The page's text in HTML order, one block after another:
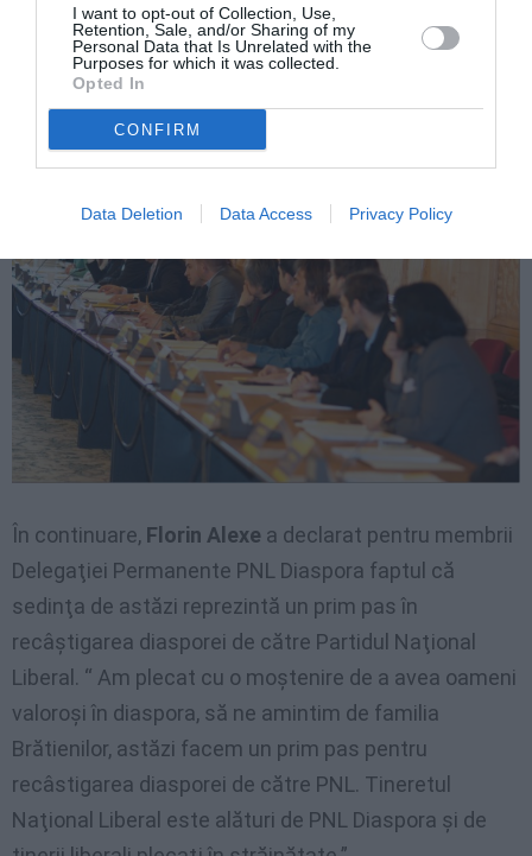
I want to opt-out of Collection, Use,
Retention, Sale, and/or Sharing of my
Personal Data that Is Unrelated with the
Purposes for which it was collected.
Opted In
CONFIRM
Data Deletion Data Access Privacy Policy
Partidului Naţional Liberal în Guvernul din anul 2005.
Pentru aceasta avem nevoie de un efort consolidat
al PNL în extern”.
În continuare, Florin Alexe a declarat pentru membrii
Delegaţiei Permanente PNL Diaspora faptul că
sedinţa de astăzi reprezintă un prim pas în
recâştigarea diasporei de către Partidul Naţional
Liberal. “ Am plecat cu o moştenire de a avea oameni
valoroşi în diaspora, să ne amintim de familia
Brătienilor, astăzi facem un prim pas pentru
recâstigarea diasporei de către PNL. Tineretul
Naţional Liberal este alături de PNL Diaspora şi de